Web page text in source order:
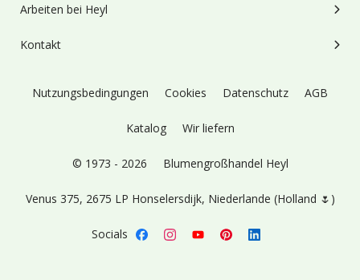
Arbeiten bei Heyl
Kontakt
Nutzungsbedingungen Cookies Datenschutz AGB
Katalog Wir liefern
© 1973 - 2026 Blumengroßhandel Heyl
Venus 375, 2675 LP Honselersdijk, Niederlande (Holland 🌷)
Socials